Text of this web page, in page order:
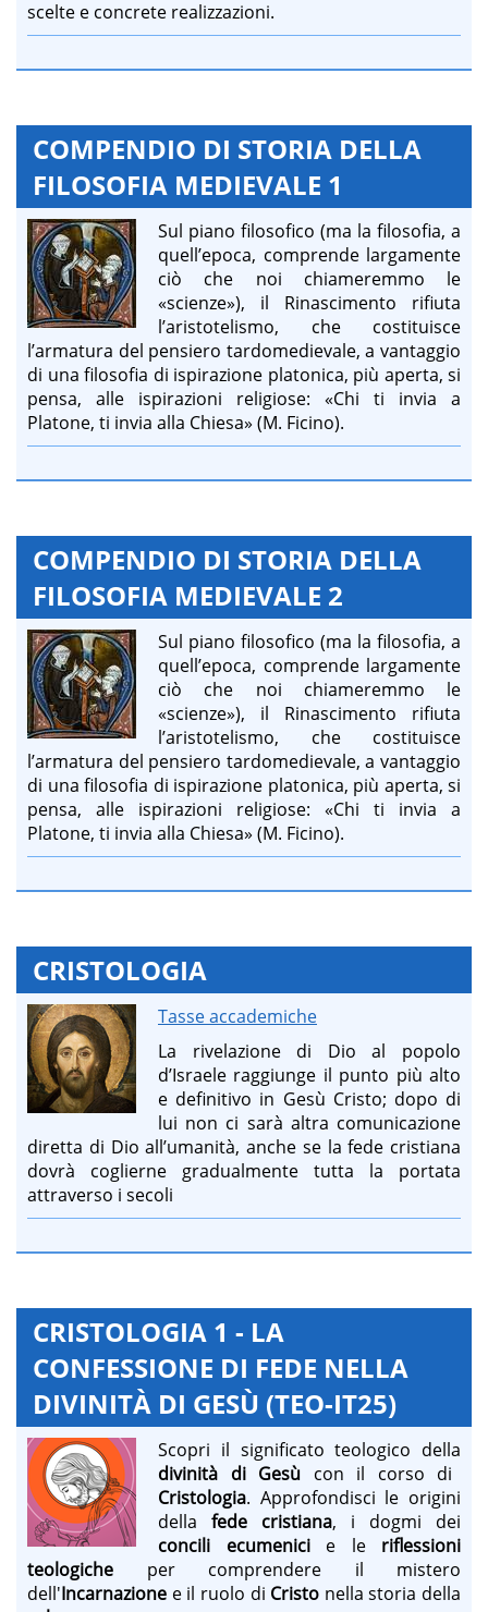
scelte e concrete realizzazioni.
COMPENDIO DI STORIA DELLA
FILOSOFIA MEDIEVALE 1
Sul piano filosofico (ma la filosofia, a
quell’epoca, comprende largamente
ciò che noi chiameremmo le
«scienze»), il Rinascimento rifiuta
l’aristotelismo, che costituisce
l’armatura del pensiero tardomedievale, a vantaggio
di una filosofia di ispirazione platonica, più aperta, si
pensa, alle ispirazioni religiose: «Chi ti invia a
Platone, ti invia alla Chiesa» (M. Ficino).
COMPENDIO DI STORIA DELLA
FILOSOFIA MEDIEVALE 2
Sul piano filosofico (ma la filosofia, a
quell’epoca, comprende largamente
ciò che noi chiameremmo le
«scienze»), il Rinascimento rifiuta
l’aristotelismo, che costituisce
l’armatura del pensiero tardomedievale, a vantaggio
di una filosofia di ispirazione platonica, più aperta, si
pensa, alle ispirazioni religiose: «Chi ti invia a
Platone, ti invia alla Chiesa» (M. Ficino).
CRISTOLOGIA
Tasse accademiche
La rivelazione di Dio al popolo
d’Israele raggiunge il punto più alto
e definitivo in Gesù Cristo; dopo di
lui non ci sarà altra comunicazione
diretta di Dio all’umanità, anche se la fede cristiana
dovrà coglierne gradualmente tutta la portata
attraverso i secoli
CRISTOLOGIA 1 - LA
CONFESSIONE DI FEDE NELLA
DIVINITÀ DI GESÙ (TEO-IT25)
Scopri il significato teologico della
divinità di Gesù con il corso di
Cristologia. Approfondisci le origini
della fede cristiana, i dogmi dei
concili ecumenicie le riflessioni
teologiche per comprendere il mistero
dell'Incarnazione e il ruolo di Cristo nella storia della